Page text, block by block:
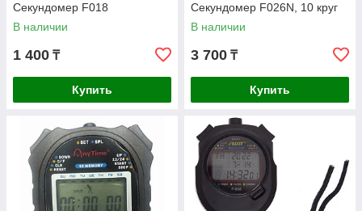
Секундомер F018
В наличии
1 400 ₸
Купить
Секундомер F026N, 10 круг
В наличии
3 700 ₸
Купить